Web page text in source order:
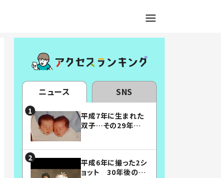
ニュース SNS
平成7年に生まれた
双子…その29年後
平成6年に撮った2シ
ョット 30年後の姿